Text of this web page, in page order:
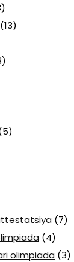
(13)
(7)
(4)
olimpiada (3)